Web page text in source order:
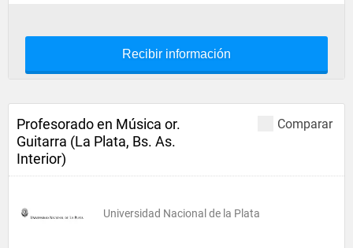
Recibir información
Comparar
Profesorado en Música or.
Guitarra (La Plata, Bs. As.
Interior)
Universidad Nacional de la Plata